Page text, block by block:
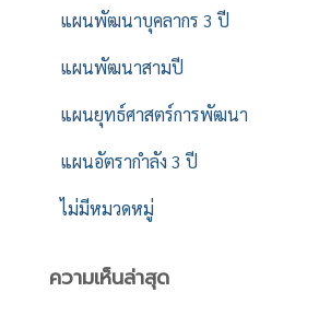
แผนพัฒนาบุคลากร 3 ปี
แผนพัฒนาสามปี
แผนยุทธ์ศาสตร์การพัฒนา
แผนอัตรากำลัง 3 ปี
ไม่มีหมวดหมู่
ความเห็นล่าสุด